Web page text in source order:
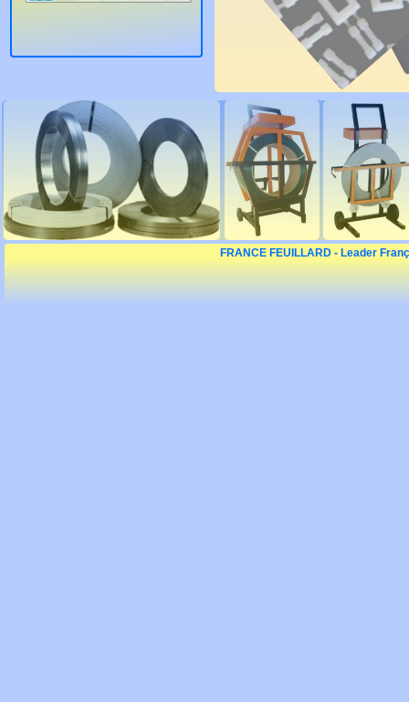
Parafeuillard :
du cerclage.
FRANCE FEUILLARD - Leader